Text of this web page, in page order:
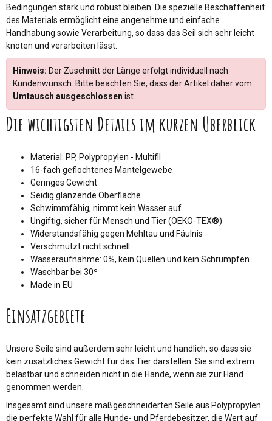
Bedingungen stark und robust bleiben. Die spezielle Beschaffenheit
des Materials ermöglicht eine angenehme und einfache
Handhabung sowie Verarbeitung, so dass das Seil sich sehr leicht
knoten und verarbeiten lässt.
Hinweis: Der Zuschnitt der Länge erfolgt individuell nach
Kundenwunsch. Bitte beachten Sie, dass der Artikel daher vom
Umtausch ausgeschlossen ist.
Die wichtigsten Details im kurzen Überblick
Material: PP, Polypropylen - Multifil
16-fach geflochtenes Mantelgewebe
Geringes Gewicht
Seidig glänzende Oberfläche
Schwimmfähig, nimmt kein Wasser auf
Ungiftig, sicher für Mensch und Tier (OEKO-TEX®)
Widerstandsfähig gegen Mehltau und Fäulnis
Verschmutzt nicht schnell
Wasseraufnahme: 0%, kein Quellen und kein Schrumpfen
Waschbar bei 30º
Made in EU
Einsatzgebiete
Unsere Seile sind außerdem sehr leicht und handlich, so dass sie
kein zusätzliches Gewicht für das Tier darstellen. Sie sind extrem
belastbar und schneiden nicht in die Hände, wenn sie zur Hand
genommen werden.
Insgesamt sind unsere maßgeschneiderten Seile aus Polypropylen
die perfekte Wahl für alle Hunde- und Pferdebesitzer, die Wert auf